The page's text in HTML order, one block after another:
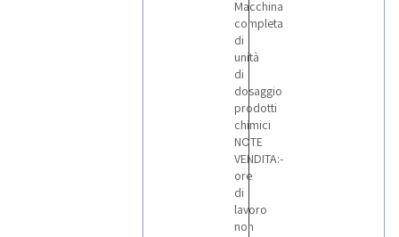
Macchina
completa
di
unità
di
dosaggio
prodotti
chimici
NOTE
VENDITA:-
ore
di
lavoro
non